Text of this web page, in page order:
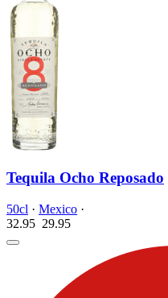
Tequila Ocho Reposado
50cl · Mexico ·
32.95 29.95